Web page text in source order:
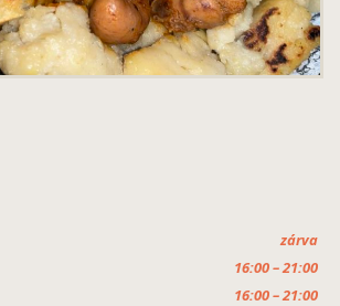
zárva
16:00 – 21:00
16:00 – 21:00